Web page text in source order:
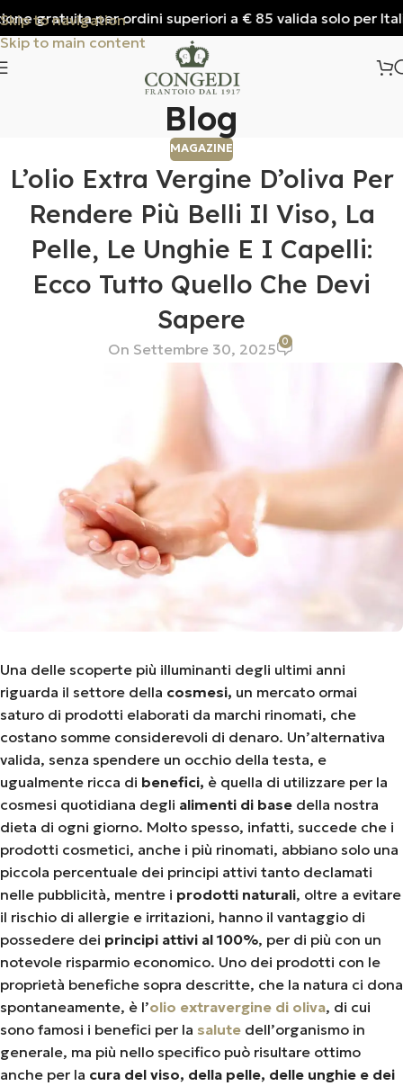
Skip to navigation
Skip to main content
gratuita per ordini superiori a € 85 valida solo per Italia
Blog
MAGAZINE
L’olio Extra Vergine D’oliva Per
Rendere Più Belli Il Viso, La
Pelle, Le Unghie E I Capelli:
Ecco Tutto Quello Che Devi
Sapere
On Settembre 30, 2025 0
Una delle scoperte più illuminanti degli ultimi anni
riguarda il settore della cosmesi, un mercato ormai
saturo di prodotti elaborati da marchi rinomati, che
costano somme considerevoli di denaro. Un’alternativa
valida, senza spendere un occhio della testa, e
ugualmente ricca di benefici, è quella di utilizzare per la
cosmesi quotidiana degli alimenti di base della nostra
dieta di ogni giorno. Molto spesso, infatti, succede che i
prodotti cosmetici, anche i più rinomati, abbiano solo una
piccola percentuale dei principi attivi tanto declamati
nelle pubblicità, mentre i prodotti naturali, oltre a evitare
il rischio di allergie e irritazioni, hanno il vantaggio di
possedere dei principi attivi al 100%, per di più con un
notevole risparmio economico. Uno dei prodotti con le
proprietà benefiche sopra descritte, che la natura ci dona
spontaneamente, è l’olio extravergine di oliva, di cui
sono famosi i benefici per la salute dell’organismo in
generale, ma più nello specifico può risultare ottimo
anche per la cura del viso, della pelle, delle unghie e dei